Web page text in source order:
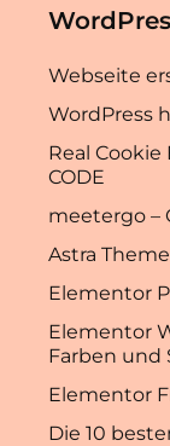
Webseite
WordPress
Real Cookie
CODE
meetergo –
Astra
Elementor
Elementor
Farben und
Elementor
Die 10